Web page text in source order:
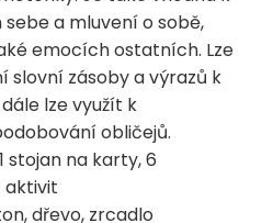
a mluvení o sobě,
emocích ostatních. Lze
slovní zásoby a výrazů k
lze využít k
obličejů.
stojan na karty, 6
aktivit
dřevo, zrcadlo